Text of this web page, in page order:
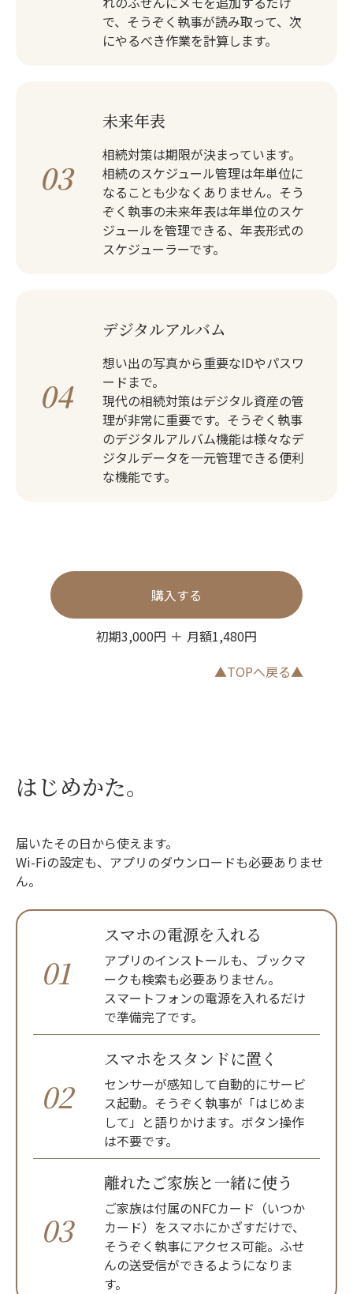
で、そうぞく執事が読み取って、次
にやるべき作業を計算します。
03
未来年表
相続対策は期限が決まっています。
相続のスケジュール管理は年単位に
なることも少なくありません。そう
ぞく執事の未来年表は年単位のスケ
ジュールを管理できる、年表形式の
スケジューラーです。
04
デジタルアルバム
想い出の写真から重要なIDやパスワ
ードまで。
現代の相続対策はデジタル資産の管
理が非常に重要です。そうぞく執事
のデジタルアルバム機能は様々なデ
ジタルデータを一元管理できる便利
な機能です。
購入する
初期3,000円 ＋ 月額1,480円
▲TOPへ戻る▲
はじめかた。
届いたその日から使えます。
Wi-Fiの設定も、アプリのダウンロードも必要ありませ
ん。
01
スマホの電源を入れる
アプリのインストールも、ブックマ
ークも検索も必要ありません。
スマートフォンの電源を入れるだけ
で準備完了です。
02
スマホをスタンドに置く
センサーが感知して自動的にサービ
ス起動。そうぞく執事が「はじめま
して」と語りかけます。ボタン操作
は不要です。
03
離れたご家族と一緒に使う
ご家族は付属のNFCカード（いつか
カード）をスマホにかざすだけで、
そうぞく執事にアクセス可能。ふせ
んの送受信ができるようになりま
す。